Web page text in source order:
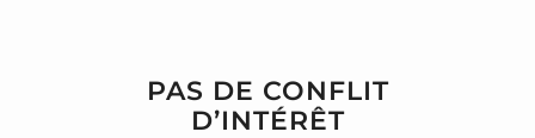
PAS DE CONFLIT
D’INTÉRÊT